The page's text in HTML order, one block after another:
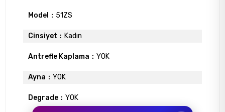
Model 51ZS
Cinsiyet Kadın
Antrefle Kaplama YOK
Ayna YOK
Degrade YOK